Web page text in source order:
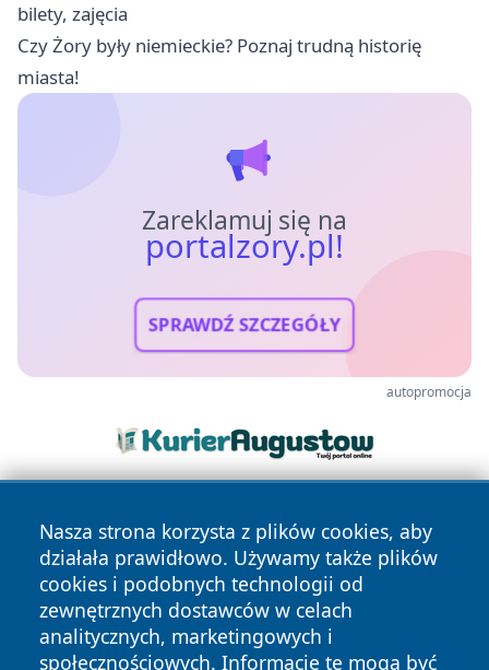
bilety, zajęcia
Czy Żory były niemieckie? Poznaj trudną historię
miasta!
Zareklamuj się na
portalzory.pl!
SPRAWDŹ SZCZEGÓŁY
autopromocja
Nasza strona korzysta z plików cookies, aby
działała prawidłowo. Używamy także plików
cookies i podobnych technologii od
zewnętrznych dostawców w celach
analitycznych, marketingowych i
społecznościowych. Informacje te mogą być
Copyright © 2026 portalzory.pl Wszystkie prawa zastrzeżone.